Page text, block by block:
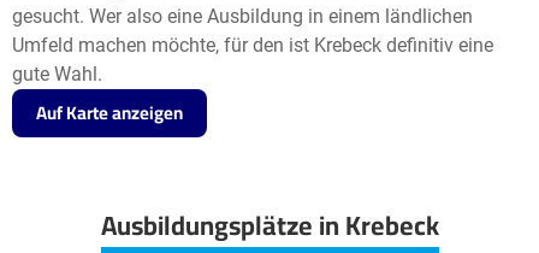
gesucht. Wer also eine Ausbildung in einem ländlichen
Umfeld machen möchte, für den ist Krebeck definitiv eine
gute Wahl.
Auf Karte anzeigen
Ausbildungsplätze in Krebeck